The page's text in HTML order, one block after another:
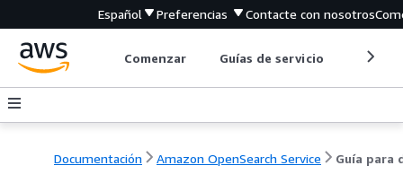
Español Preferencias Contacte con nosotros
Comenzar Guías de servicio
Documentación Amazon OpenSearch Service